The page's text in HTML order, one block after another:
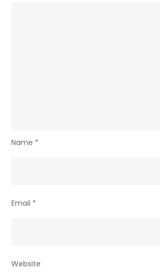
Name *
Email *
Website